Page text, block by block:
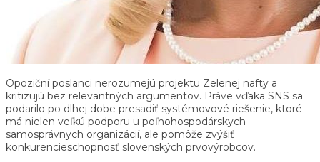
Opoziční poslanci nerozumejú projektu Zelenej nafty a
kritizujú bez relevantných argumentov. Práve vďaka SNS sa
podarilo po dlhej dobe presadiť systémovové riešenie, ktoré
má nielen veľkú podporu u poľnohospodárskych
samosprávnych organizácií, ale pomôže zvýšiť
konkurencieschopnosť slovenských prvovýrobcov.